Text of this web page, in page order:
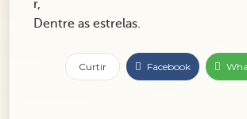
r,
Dentre as estrelas.
Curtir Facebook